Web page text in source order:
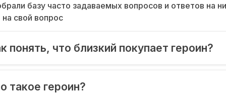
базу часто задаваемых вопросов и ответов на
на свой вопрос
понять, что близкий покупает героин?
такое героин?